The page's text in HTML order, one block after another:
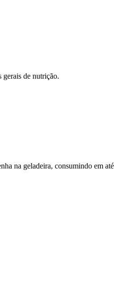
de nutrição.
na geladeira, consumindo em até